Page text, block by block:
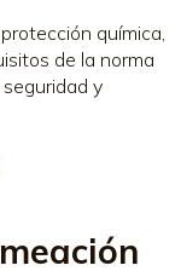
química,
de la norma
y